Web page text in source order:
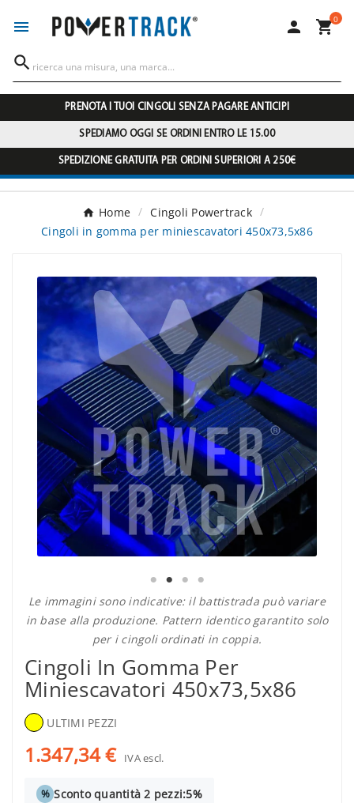
  0

PRENOTA I TUOI CINGOLI SENZA PAGARE ANTICIPI
SPEDIAMO OGGI SE ORDINI ENTRO LE 15.00
SPEDIZIONE GRATUITA PER ORDINI SUPERIORI A 250€
Home
Cingoli Powertrack
Cingoli in gomma per miniescavatori 450x73,5x86
Le immagini sono indicative: il battistrada può variare
in base alla produzione. Pattern identico garantito solo
per i cingoli ordinati in coppia.
Cingoli In Gomma Per
Miniescavatori 450x73,5x86
ULTIMI PEZZI
1.347,34 € IVA escl.
% Sconto quantità 2 pezzi:5%